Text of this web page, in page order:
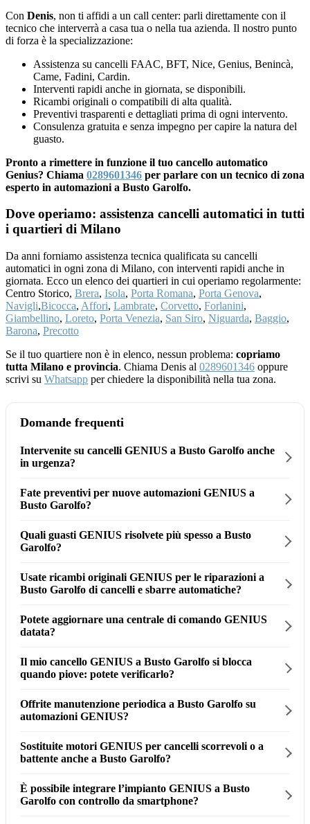
Con Denis, non ti affidi a un call center: parli direttamente con il
tecnico che interverrà a casa tua o nella tua azienda. Il nostro punto
di forza è la specializzazione:
Assistenza su cancelli FAAC, BFT, Nice, Genius, Benincà,
Came, Fadini, Cardin.
Interventi rapidi anche in giornata, se disponibili.
Ricambi originali o compatibili di alta qualità.
Preventivi trasparenti e dettagliati prima di ogni intervento.
Consulenza gratuita e senza impegno per capire la natura del
guasto.
Pronto a rimettere in funzione il tuo cancello automatico
Genius? Chiama 0289601346 per parlare con un tecnico di zona
esperto in automazioni a Busto Garolfo.
Dove operiamo: assistenza cancelli automatici in tutti
i quartieri di Milano
Da anni forniamo assistenza tecnica qualificata su cancelli
automatici in ogni zona di Milano, con interventi rapidi anche in
giornata. Ecco un elenco dei quartieri in cui operiamo regolarmente:
Centro Storico, Brera, Isola, Porta Romana, Porta Genova,
Navigli,Bicocca, Affori, Lambrate, Corvetto, Forlanini,
Giambellino, Loreto, Porta Venezia, San Siro, Niguarda, Baggio,
Barona, Precotto
Se il tuo quartiere non è in elenco, nessun problema: copriamo
tutta Milano e provincia. Chiama Denis al 0289601346 oppure
scrivi su Whatsapp per chiedere la disponibilità nella tua zona.
Domande frequenti
Intervenite su cancelli GENIUS a Busto Garolfo anche
in urgenza?
Fate preventivi per nuove automazioni GENIUS a
Busto Garolfo?
Quali guasti GENIUS risolvete più spesso a Busto
Garolfo?
Usate ricambi originali GENIUS per le riparazioni a
Busto Garolfo di cancelli e sbarre automatiche?
Potete aggiornare una centrale di comando GENIUS
datata?
Il mio cancello GENIUS a Busto Garolfo si blocca
quando piove: potete verificarlo?
Offrite manutenzione periodica a Busto Garolfo su
automazioni GENIUS?
Sostituite motori GENIUS per cancelli scorrevoli o a
battente anche a Busto Garolfo?
È possibile integrare l’impianto GENIUS a Busto
Garolfo con controllo da smartphone?